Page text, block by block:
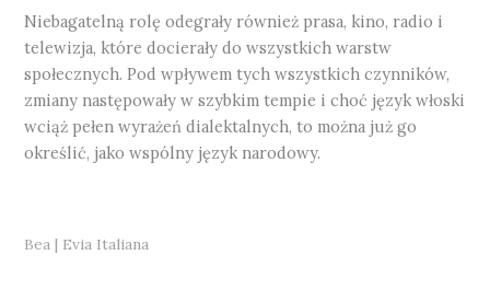
Niebagatelną rolę odegrały również prasa, kino, radio i
telewizja, które docierały do wszystkich warstw
społecznych. Pod wpływem tych wszystkich czynników,
zmiany następowały w szybkim tempie i choć język włoski
wciąż pełen wyrażeń dialektalnych, to można już go
określić, jako wspólny język narodowy.
Bea | Evia Italiana